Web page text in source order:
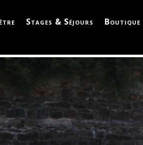
Stages & Séjours Boutique